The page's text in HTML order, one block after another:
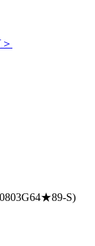
S)